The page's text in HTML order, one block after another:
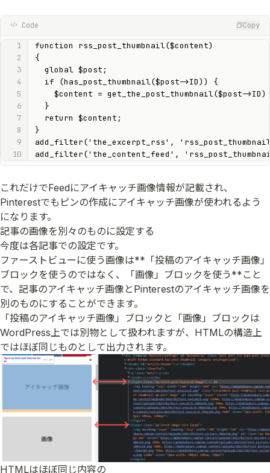
Code Copy
function rss_post_thumbnail($content)
{
  global $post;
  if (has_post_thumbnail($post->ID)) {
$content = get_the_post_thumbnail($post->ID)
  }
  return $content;
}
add_filter('the_excerpt_rss',
add_filter('the_content_feed',
これだけでFeedにアイキャッチ画像情報が記載され、
Pinterestでもピンの作成にアイキャッチ画像が使われるよう
になります。
記事の画像を別々のものに設定する
今度は各記事での設定です。
ファーストビューに使う画像は**「投稿のアイキャッチ画像」
ブロックを使うのではなく、「画像」ブロックを使う**こと
で、記事のアイキャッチ画像とPinterestのアイキャッチ画像を
別のものにすることができます。
「投稿のアイキャッチ画像」ブロックと「画像」ブロックは
WordPress上では別物として扱われますが、HTMLの構造上
ではほぼ同じものとして出力されます。
HTMLはほぼ同じ内容の